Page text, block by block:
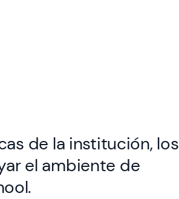
de la institución, los
el ambiente de